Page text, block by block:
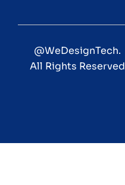
@WeDesignTech.
All Rights Reserved